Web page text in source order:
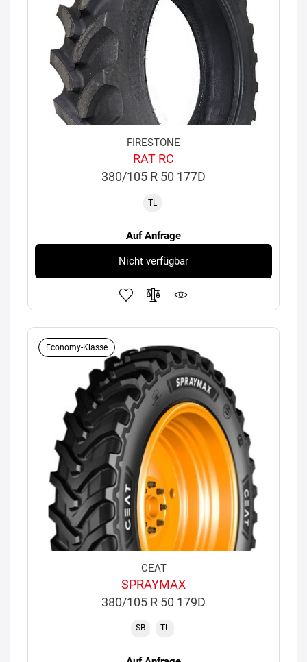
FIRESTONE
RAT RC
380/105 R 50 177D
TL
Auf Anfrage
Nicht verfügbar
Economy-Klasse
CEAT
SPRAYMAX
380/105 R 50 179D
SB TL